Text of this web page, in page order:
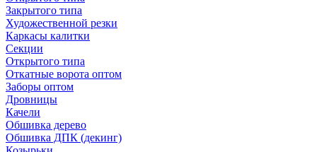
Закрытого типа
Художественной резки
Каркасы калитки
Секции
Открытого типа
Откатные ворота оптом
Заборы оптом
Дровницы
Качели
Обшивка дерево
Обшивка ДПК (декинг)